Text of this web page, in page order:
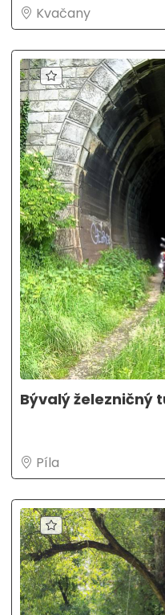
Kvačany
Bývalý železničný
Píla